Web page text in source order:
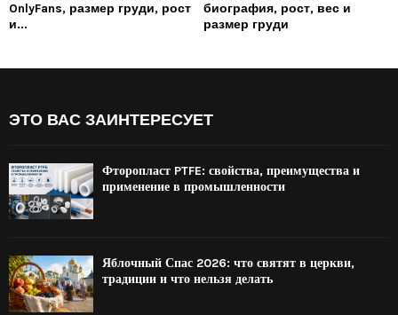
OnlyFans, размер груди, рост
и...
биография, рост, вес и
размер груди
ЭТО ВАС ЗАИНТЕРЕСУЕТ
Фторопласт PTFE: свойства, преимущества и
применение в промышленности
Яблочный Спас 2026: что святят в церкви,
традиции и что нельзя делать